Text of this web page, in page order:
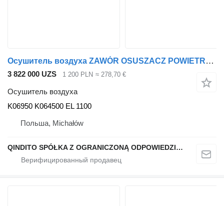
Осушитель воздуха ZAWÓR OSUSZACZ POWIETRZA APM EL 1100 RENAULT DXI PREMIUM GAMA D K06950 для грузовика Renault DXI PREMIUM GAMA D
3 822 000 UZS 1 200 PLN ≈ 278,70 €
Осушитель воздуха
K06950 K064500 EL 1100
Польша, Michałów
QINDITO SPÓŁKA Z OGRANICZONĄ ODPOWIEDZIALNOŚCIĄ